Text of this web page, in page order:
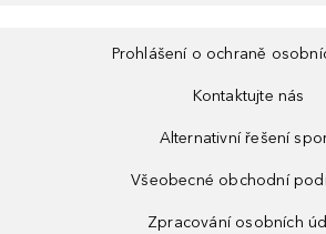
Prohlášení o ochraně
Kontaktujte nás
Alternativní řešení
Všeobecné obchodní
Zpracování osobních